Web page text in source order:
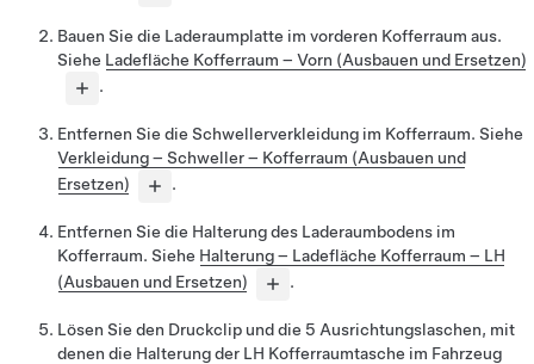
Bauen Sie die Laderaumplatte im vorderen Kofferraum aus.
Siehe Ladefläche Kofferraum – Vorn (Ausbauen und Ersetzen)
.
Entfernen Sie die Schwellerverkleidung im Kofferraum. Siehe
Verkleidung – Schweller – Kofferraum (Ausbauen und
Ersetzen)
.
Entfernen Sie die Halterung des Laderaumbodens im
Kofferraum. Siehe Halterung – Ladefläche Kofferraum – LH
(Ausbauen und Ersetzen)
.
Lösen Sie den Druckclip und die 5 Ausrichtungslaschen, mit
denen die Halterung der LH Kofferraumtasche im Fahrzeug